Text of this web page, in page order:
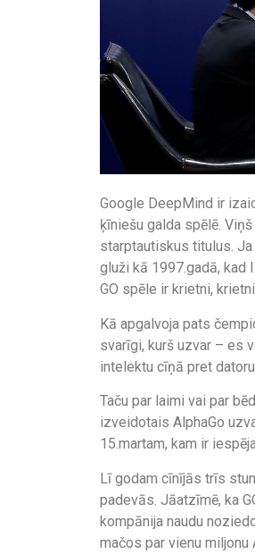
Google DeepMind ir
ķīniešu galda spēlē.
starptautiskus titulus.
gluži kā 1997.gadā, kad
GO spēle ir krietni,
Kā apgalvoja pats
svarīgi, kurš uzvar – es
intelektu cīņā pret
Taču par laimi vai par
izveidotais AlphaGo
15.martam, kam ir
Lī godam cīnījās trīs
padevās. Jāatzīmē, ka
kompānija naudu
mačos par vienu